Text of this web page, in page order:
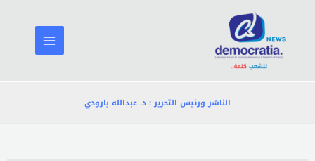
المحتوى
الناشر ورئيس التحرير : د. عبدالله بارودي